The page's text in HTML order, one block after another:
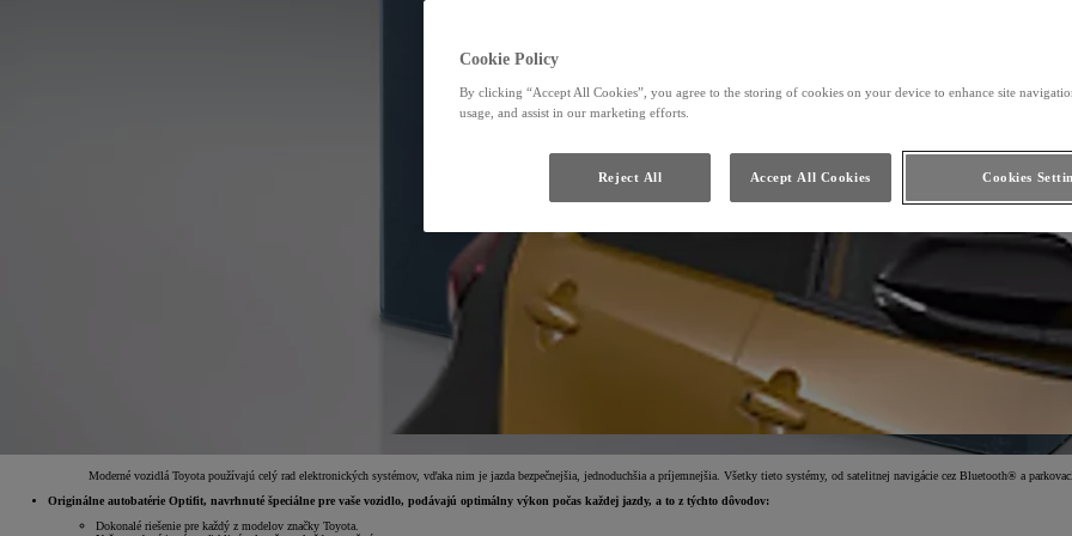
Moderné vozidlá Toyota používajú celý rad elektronických systémov, vďaka nim je jazda bezpečnejšia, jednoduchšia a príjemnejšia. Všetky tieto systémy, od satelitnej navigácie cez Bluetooth® a
Originálne autobatérie Optifit, navrhnuté špeciálne pre vaše vozidlo, podávajú optimálny výkon počas každej jazdy, a to z týchto dôvodov:
Dokonalé riešenie pre každý z modelov značky Toyota.
Cookie Policy
By clicking “Accept All Cookies”, you agree to the storing of cookies on your device to enhance site
usage, and assist in our marketing efforts.
Cookies
Reject All Accept All Cookies